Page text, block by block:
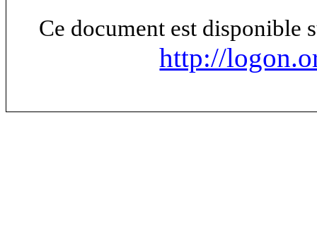
Ce document est disponible
http://